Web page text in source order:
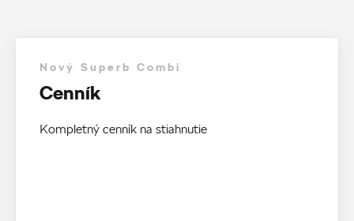
Nový Superb Combi
Cenník
Kompletný cenník na stiahnutie